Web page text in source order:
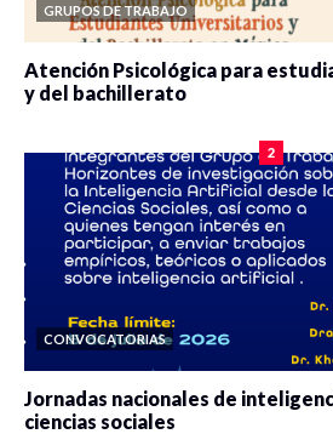
GRUPOS DE TRABAJO
Atención Psicológica para
y del bachillerato
2
CONVOCATORIAS
Jornadas nacionales de
ciencias sociales